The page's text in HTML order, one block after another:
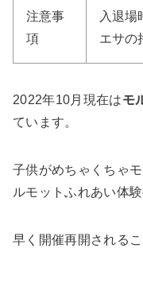
注意事
項
入退場
エサの
2022年10月現在はモ
ています。
子供がめちゃくちゃ
ルモットふれあい体
早く開催再開される